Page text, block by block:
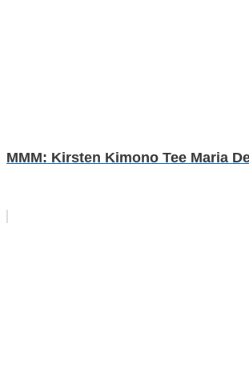
MMM: Kirsten Kimono Tee Maria